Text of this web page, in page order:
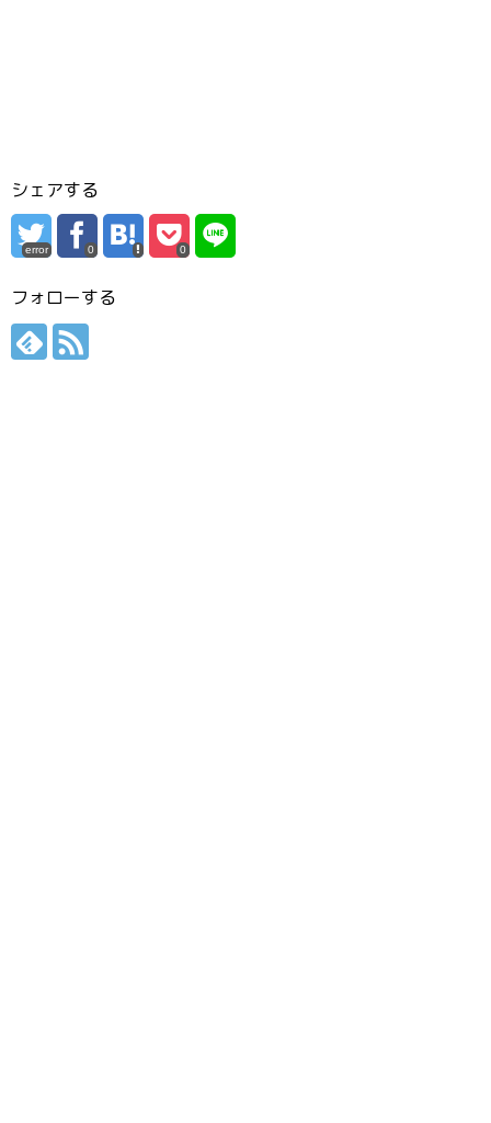
シェアする
error 0 0
フォローする